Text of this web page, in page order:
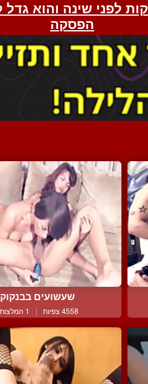
שעשועים בבנקוק
4558 צפיות | 1 המלצות